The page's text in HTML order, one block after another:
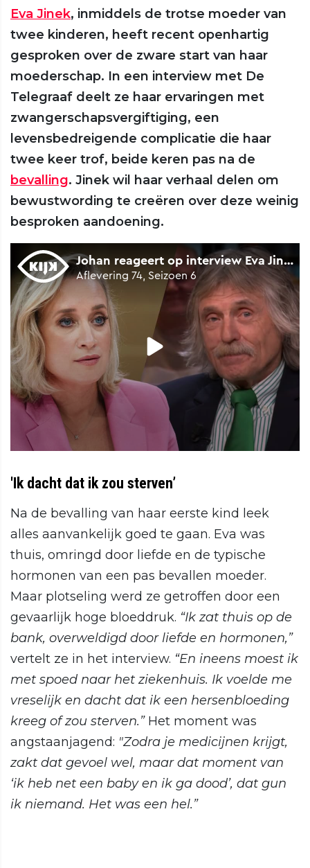
Eva Jinek, inmiddels de trotse moeder van
twee kinderen, heeft recent openhartig
gesproken over de zware start van haar
moederschap. In een interview met De
Telegraaf deelt ze haar ervaringen met
zwangerschapsvergiftiging, een
levensbedreigende complicatie die haar
twee keer trof, beide keren pas na de
bevalling. Jinek wil haar verhaal delen om
bewustwording te creëren over deze weinig
besproken aandoening.
'Ik dacht dat ik zou sterven’
Na de bevalling van haar eerste kind leek
alles aanvankelijk goed te gaan. Eva was
thuis, omringd door liefde en de typische
hormonen van een pas bevallen moeder.
Maar plotseling werd ze getroffen door een
gevaarlijk hoge bloeddruk. “Ik zat thuis op de
bank, overweldigd door liefde en hormonen,”
vertelt ze in het interview. “En ineens moest ik
met spoed naar het ziekenhuis. Ik voelde me
vreselijk en dacht dat ik een hersenbloeding
kreeg of zou sterven.”Het moment was
angstaanjagend: "Zodra je medicijnen krijgt,
zakt dat gevoel wel, maar dat moment van
‘ik heb net een baby en ik ga dood’, dat gun
ik niemand. Het was een hel.”